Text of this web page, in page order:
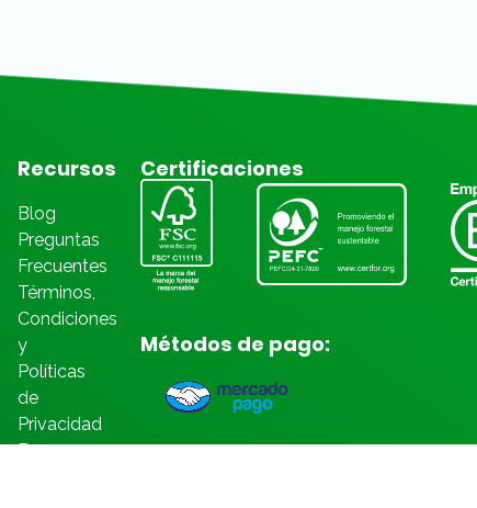
Recursos
Blog
Preguntas
Frecuentes
Términos,
Condiciones
y
Políticas
de
Privacidad
Bases
Certificaciones
Métodos de pago: